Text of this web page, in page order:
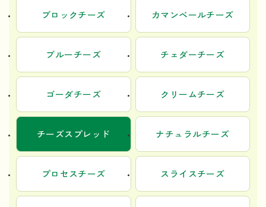
ブロックチーズ カマンベールチーズ
ブルーチーズ チェダーチーズ
ゴーダチーズ クリームチーズ
チーズスプレッド ナチュラルチーズ
プロセスチーズ スライスチーズ